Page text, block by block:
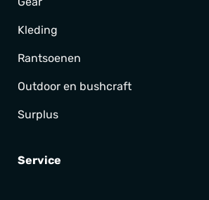
Kleding
Rantsoenen
Outdoor en bushcraft
Surplus
Service